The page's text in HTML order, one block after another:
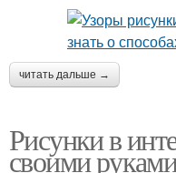
читать дальше →
Рисунки в
своими